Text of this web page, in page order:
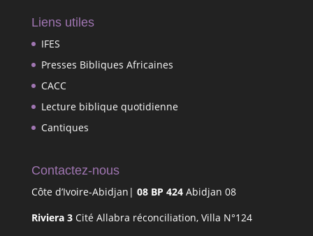
Liens utiles
IFES
Presses Bibliques Africaines
CACC
Lecture biblique quotidienne
Cantiques
Contactez-nous
Côte d’Ivoire-Abidjan| 08 BP 424Abidjan 08
Riviera 3Cité Allabra réconciliation, Villa N°124